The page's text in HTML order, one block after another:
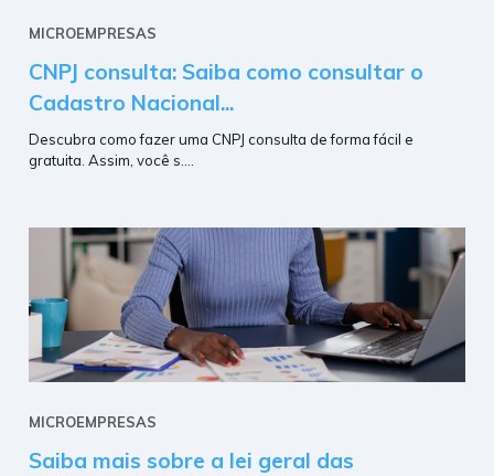
MICROEMPRESAS
CNPJ consulta: Saiba como consultar o
Cadastro Nacional...
Descubra como fazer uma CNPJ consulta de forma fácil e
gratuita. Assim, você s....
MICROEMPRESAS
Saiba mais sobre a lei geral das